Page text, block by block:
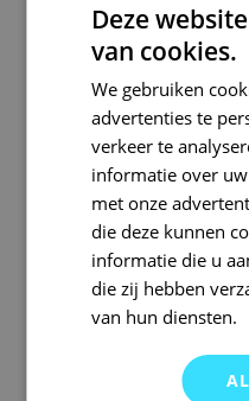
Deze
van cookies.
We gebruiken
advertenties te
verkeer te
informatie over
met onze
die deze kunnen
informatie die u
die zij hebben
van hun diensten.